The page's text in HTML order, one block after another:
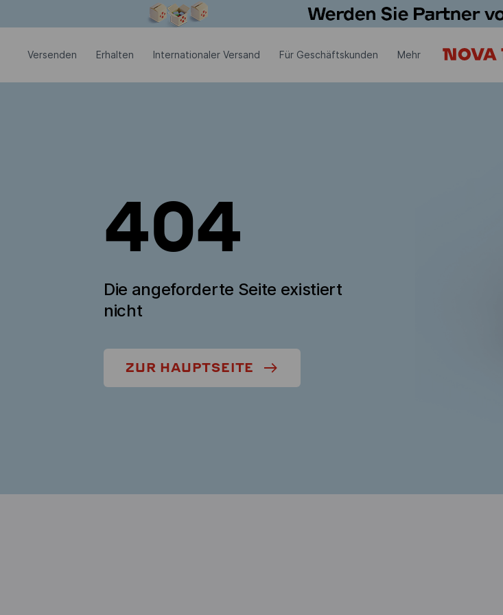
Versenden Erhalten Internationaler Versand Für Geschäftskunden Mehr
404
Die angeforderte Seite existiert
nicht
ZUR HAUPTSEITE
Modales Fenster ist geöffnet